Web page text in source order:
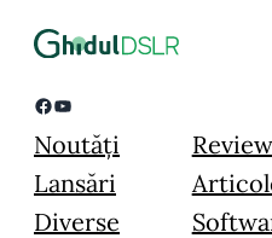
Facebook YouTube
Noutăți
Lansări
Diverse
Review